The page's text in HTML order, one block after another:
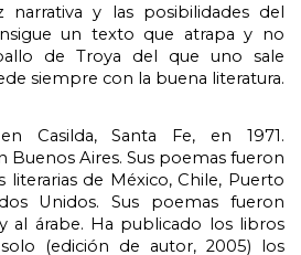
y las posibilidades del
un texto que atrapa y no
de Troya del que uno sale
siempre con la buena literatura.
Casilda, Santa Fe, en 1971.
Buenos Aires. Sus poemas fueron
literarias de México, Chile, Puerto
Unidos. Sus poemas fueron
al árabe. Ha publicado los libros
(edición de autor, 2005) los